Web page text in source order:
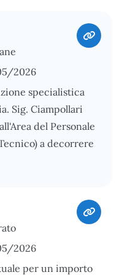
2026
specialistica
Sig. Ciampollari
del Personale
a decorrere
2026
per un importo